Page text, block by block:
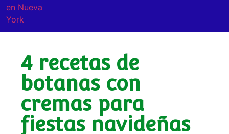
4 recetas de
botanas con
cremas para
fiestas navideñas